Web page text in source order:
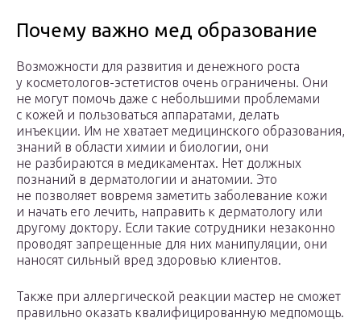
Почему важно мед образование
Возможности для развития и денежного роста
у косметологов-эстетистов очень ограничены. Они
не могут помочь даже с небольшими проблемами
с кожей и пользоваться аппаратами, делать
инъекции. Им не хватает медицинского образования,
знаний в области химии и биологии, они
не разбираются в медикаментах. Нет должных
познаний в дерматологии и анатомии. Это
не позволяет вовремя заметить заболевание кожи
и начать его лечить, направить к дерматологу или
другому доктору. Если такие сотрудники незаконно
проводят запрещенные для них манипуляции, они
наносят сильный вред здоровью клиентов.
Также при аллергической реакции мастер не сможет
правильно оказать квалифицированную медпомощь.